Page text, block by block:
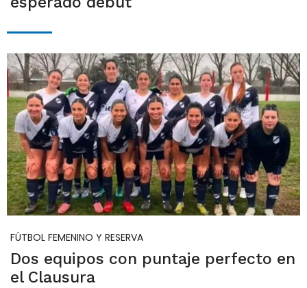
FÚTBOL FEMENINO Y RESERVA
Dos equipos con puntaje perfecto en
el Clausura